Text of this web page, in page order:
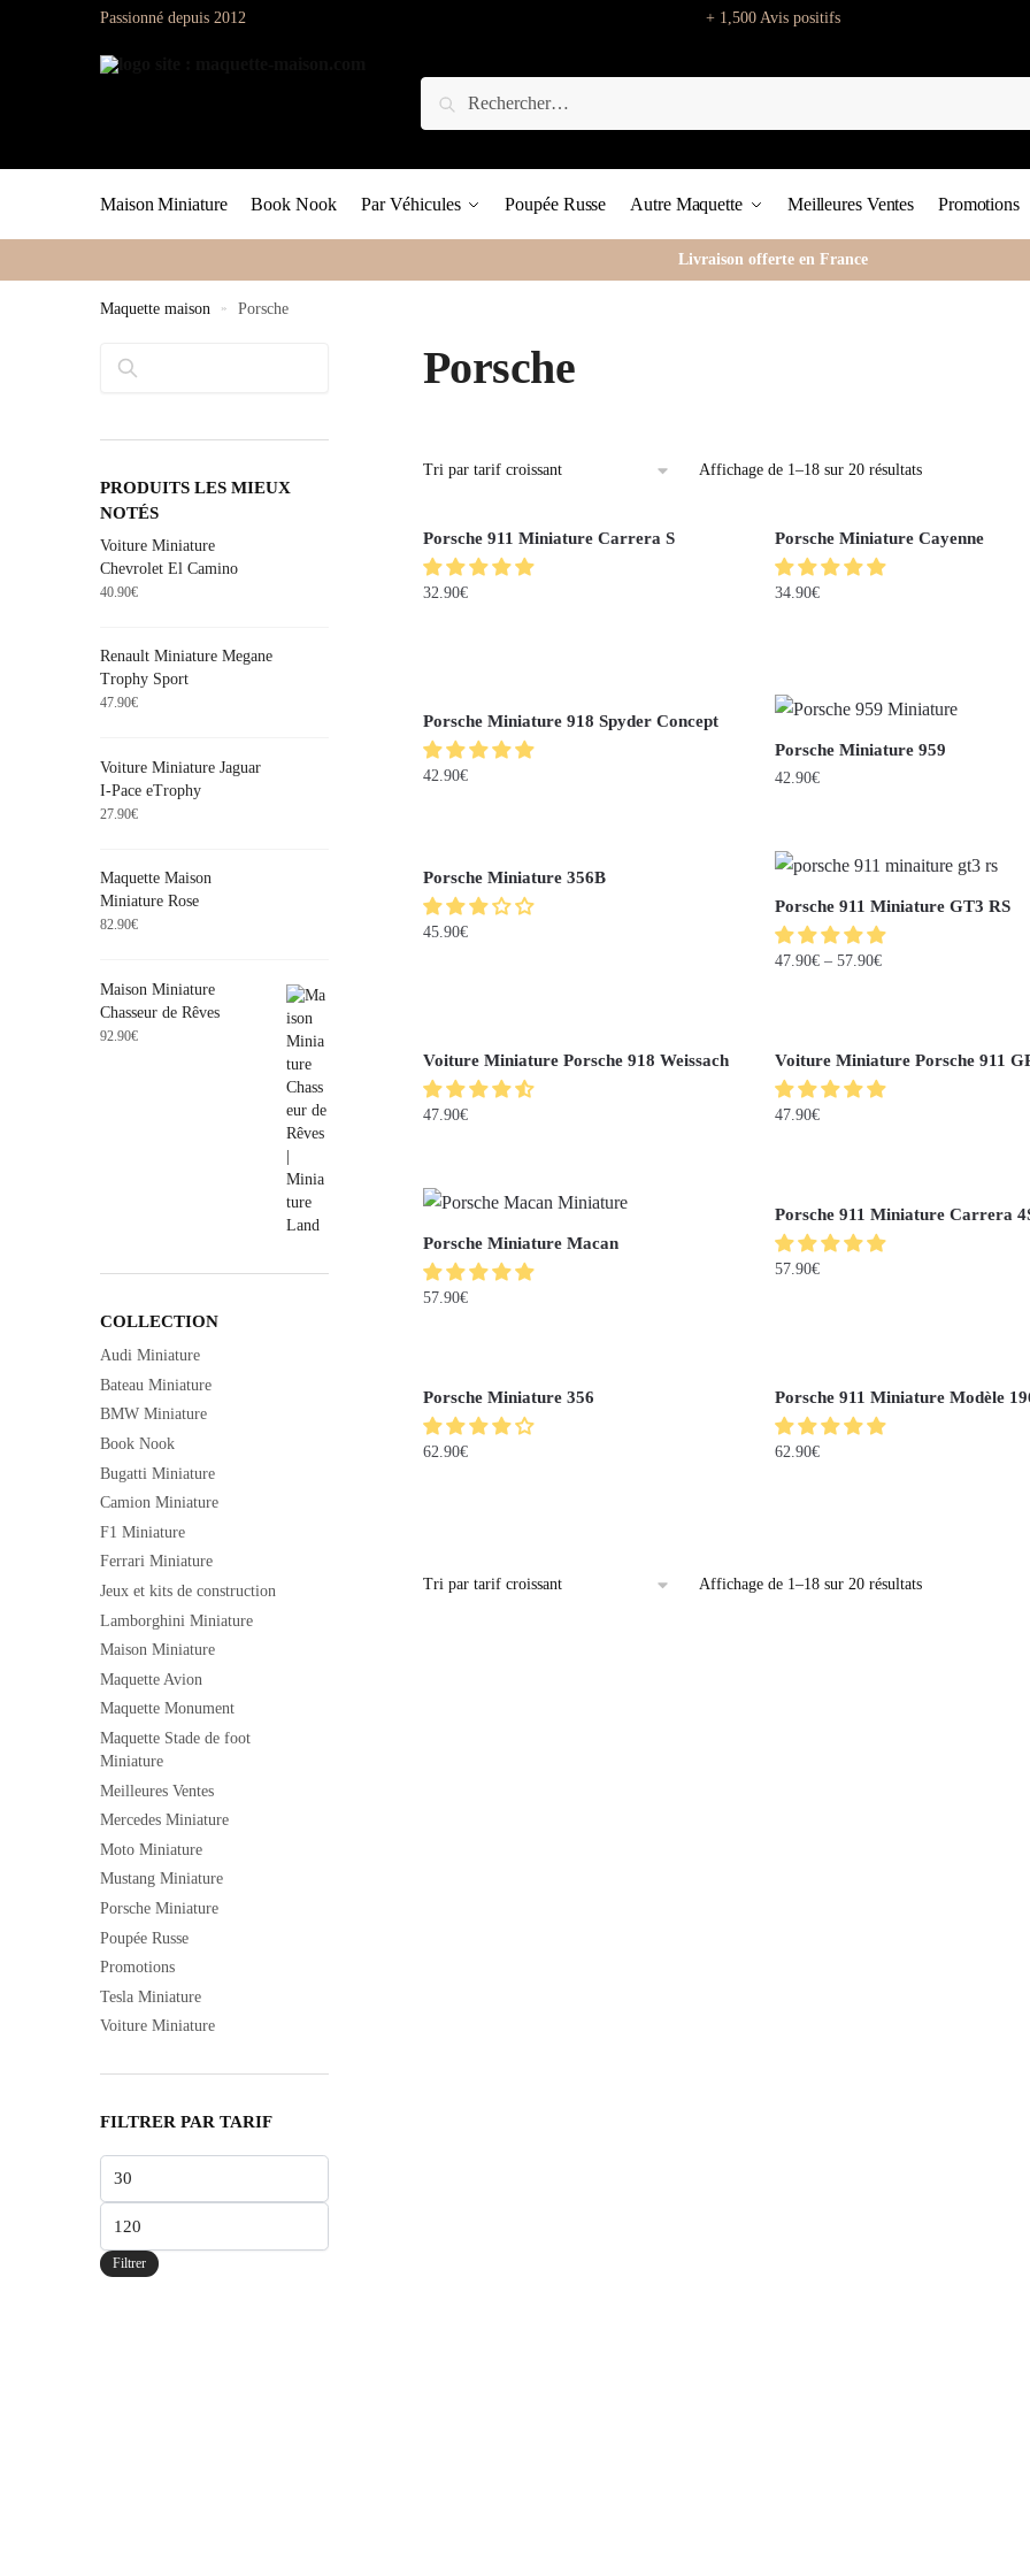
Passionné depuis 2012 + 1,500 Avis positifs
Maison Miniature Book Nook Par Véhicules Poupée Russe Autre Maquette Meilleures Ventes Promotions
Livraison offerte en France
Maquette maison » Porsche
Porsche
Affichage de 1–18 sur 20 résultats
Porsche 911 Miniature Carrera S
32.90€
Porsche Miniature Cayenne
34.90€
Porsche Miniature 918 Spyder Concept
42.90€
Porsche Miniature 959
42.90€
Porsche Miniature 356B
45.90€
Porsche 911 Miniature GT3 RS
47.90€– 57.90€
Voiture Miniature Porsche 918 Weissach
47.90€
Voiture Miniature Porsche 911
47.90€
Porsche Miniature Macan
57.90€
Porsche 911 Miniature Carrera
57.90€
Porsche Miniature 356
62.90€
Porsche 911 Miniature Modèle
62.90€
Affichage de 1–18 sur 20 résultats
PRODUITS LES MIEUX
NOTÉS
Voiture Miniature
Chevrolet El Camino
40.90€
Renault Miniature Megane
Trophy Sport
47.90€
Voiture Miniature Jaguar
I-Pace eTrophy
27.90€
Maquette Maison
Miniature Rose
82.90€
Maison Miniature
Chasseur de Rêves
92.90€
COLLECTION
Audi Miniature
Bateau Miniature
BMW Miniature
Book Nook
Bugatti Miniature
Camion Miniature
F1 Miniature
Ferrari Miniature
Jeux et kits de construction
Lamborghini Miniature
Maison Miniature
Maquette Avion
Maquette Monument
Maquette Stade de foot
Miniature
Meilleures Ventes
Mercedes Miniature
Moto Miniature
Mustang Miniature
Porsche Miniature
Poupée Russe
Promotions
Tesla Miniature
Voiture Miniature
FILTRER PAR TARIF
Filtrer